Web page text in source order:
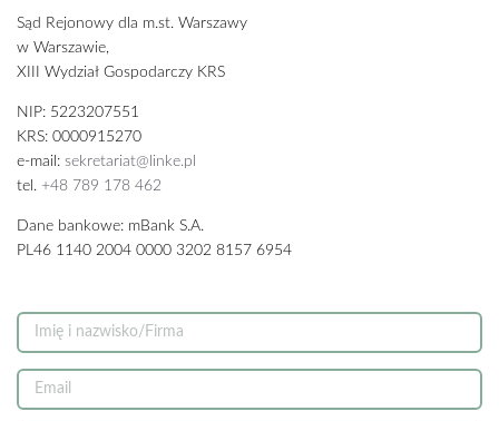
Sąd Rejonowy dla m.st. Warszawy
w Warszawie,
XIII Wydział Gospodarczy KRS
NIP: 5223207551
KRS: 0000915270
e-mail: sekretariat@linke.pl
tel. +48 789 178 462
Dane bankowe: mBank S.A.
PL46 1140 2004 0000 3202 8157 6954